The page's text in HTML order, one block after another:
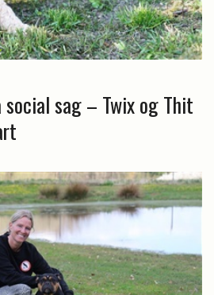
sag – Twix og Thit